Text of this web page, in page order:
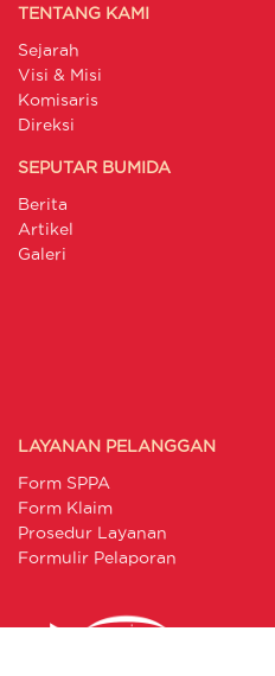
TENTANG KAMI
Sejarah
Visi & Misi
Komisaris
Direksi
SEPUTAR BUMIDA
Berita
Artikel
Galeri
LAYANAN PELANGGAN
Form SPPA
Form Klaim
Prosedur Layanan
Formulir Pelaporan